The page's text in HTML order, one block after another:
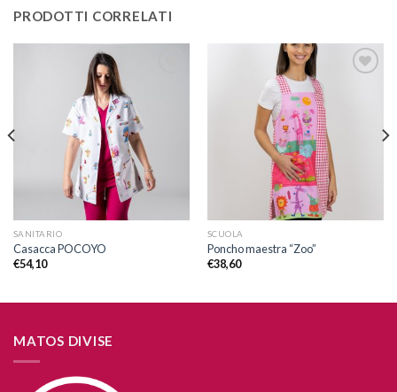
PRODOTTI CORRELATI
desideri
SANITARIO
Casacca POCOYO
€54,10
SCUOLA
Poncho maestra “Zoo”
€38,60
MATOS DIVISE